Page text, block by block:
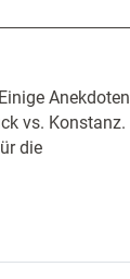
Anekdoten
vs. Konstanz.
die